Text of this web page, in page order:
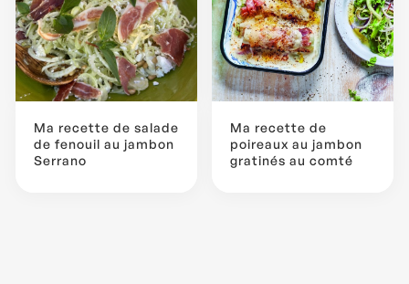
Ma recette de salade
de fenouil au jambon
Serrano
Ma recette de
poireaux au jambon
gratinés au comté